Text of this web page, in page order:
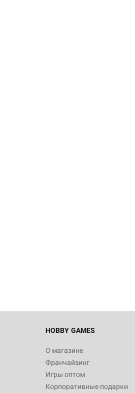
HOBBY GAMES
О магазине
Франчайзинг
Игры оптом
Корпоративные подарки